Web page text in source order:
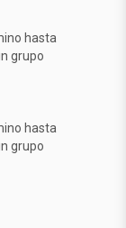
hasta
grupo
hasta
grupo